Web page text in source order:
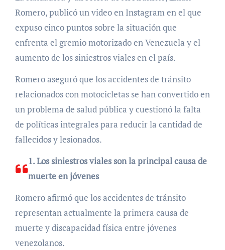
Romero, publicó un video en Instagram en el que
expuso cinco puntos sobre la situación que
enfrenta el gremio motorizado en Venezuela y el
aumento de los siniestros viales en el país.
Romero aseguró que los accidentes de tránsito
relacionados con motocicletas se han convertido en
un problema de salud pública y cuestionó la falta
de políticas integrales para reducir la cantidad de
fallecidos y lesionados.
1. Los siniestros viales son la principal causa de
muerte en jóvenes
Romero afirmó que los accidentes de tránsito
representan actualmente la primera causa de
muerte y discapacidad física entre jóvenes
venezolanos.